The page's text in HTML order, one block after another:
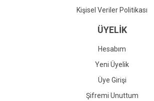
Kişisel Veriler Politikası
ÜYELİK
Hesabım
Yeni Üyelik
Üye Girişi
Şifremi Unuttum